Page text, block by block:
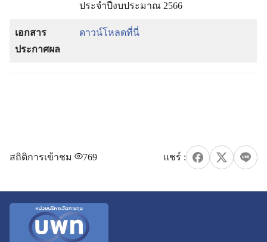
ประจำปีงบประมาณ 2566
เอกสาร
ประกาศผล
ดาวน์โหลดที่นี่
สถิติการเข้าชม 769